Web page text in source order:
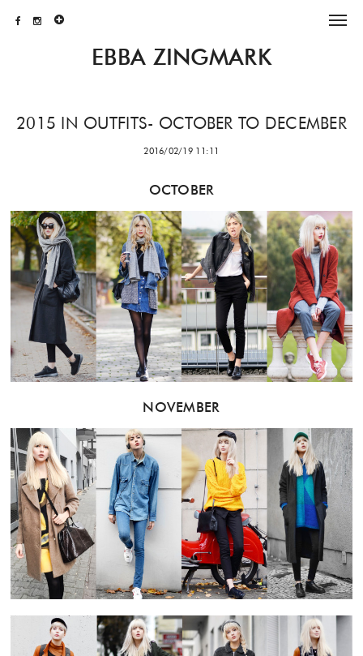
EBBA ZINGMARK
2015 IN OUTFITS- OCTOBER TO DECEMBER
2016/02/19 11:11
OCTOBER
NOVEMBER